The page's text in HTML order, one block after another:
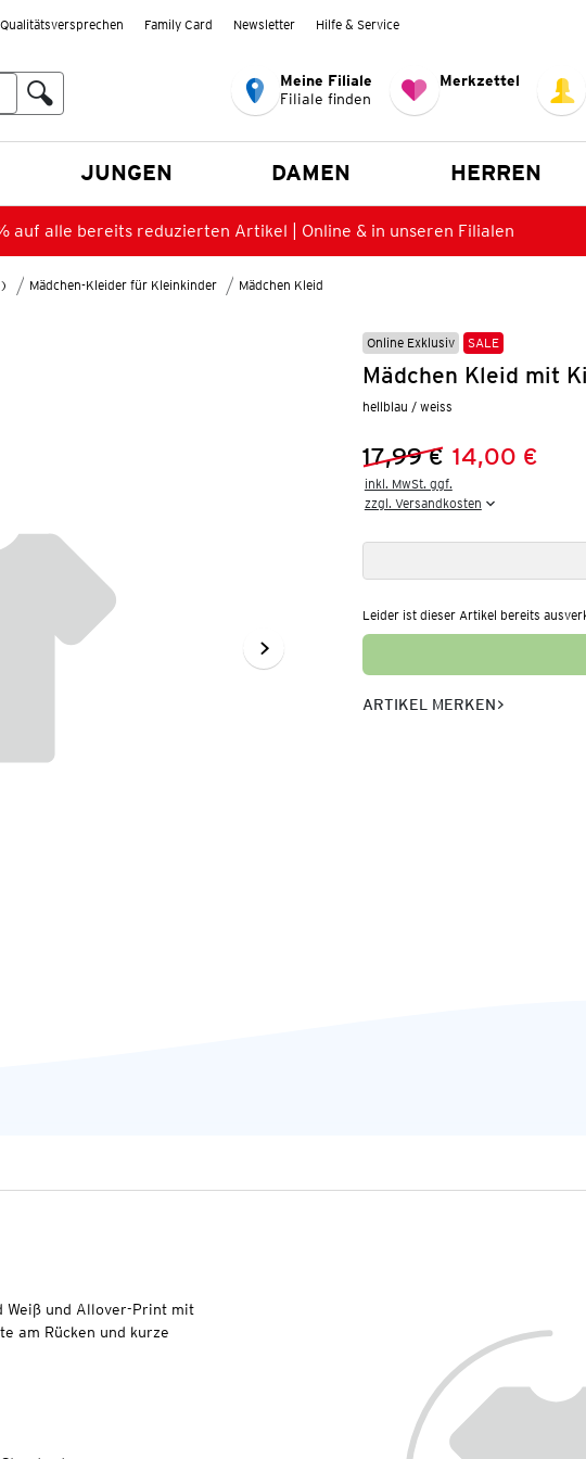
Qualitätsversprechen Family Card Newsletter Hilfe & Service
Meine Filiale
Filiale finden
Merkzettel
JUNGEN DAMEN HERREN
auf alle bereits reduzierten Artikel | Online & in unseren Filialen
Mädchen-Kleider für Kleinkinder Mädchen Kleid
Online Exklusiv SALE
Mädchen Kleid mit
hellblau / weiss
Vorheriger Preis:
17,99 €
Neuer Preis:
14,00 €
inkl. MwSt. ggf.
zzgl. Versandkosten
Leider ist dieser Artikel bereits
ARTIKEL MERKEN
und Allover-Print mit
am Rücken und kurze